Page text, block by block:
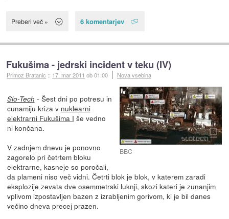
Preberi več » 6 komentarjev
Fukušima - jedrski incident v teku (IV)
Primoz Bratanic :: 17. mar 2011 ob 01:00 Nova vsebina
BBC
Slo-Tech - Šest dni po potresu in
cunamiju kriza v nuklearni
elektrarni Fukušima I še vedno
ni končana.
V zadnjem dnevu je ponovno
zagorelo pri četrtem bloku
elektrarne, kasneje so poročali,
da plameni niso več vidni. Četrti blok je blok, v katerem zaradi
eksplozije zevata dve osemmetrski luknji, skozi kateri je zunanjim
vplivom izpostavljen bazen z izrabljenim gorivom, ki je bil danes
večino dneva precej prazen.